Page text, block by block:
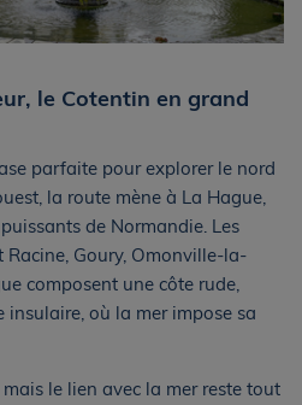
le Cotentin en grand
parfaite pour explorer le nord
la route mène à La Hague,
de Normandie. Les
Goury, Omonville-la-
composent une côte rude,
insulaire, où la mer impose sa
mais le lien avec la mer reste tout